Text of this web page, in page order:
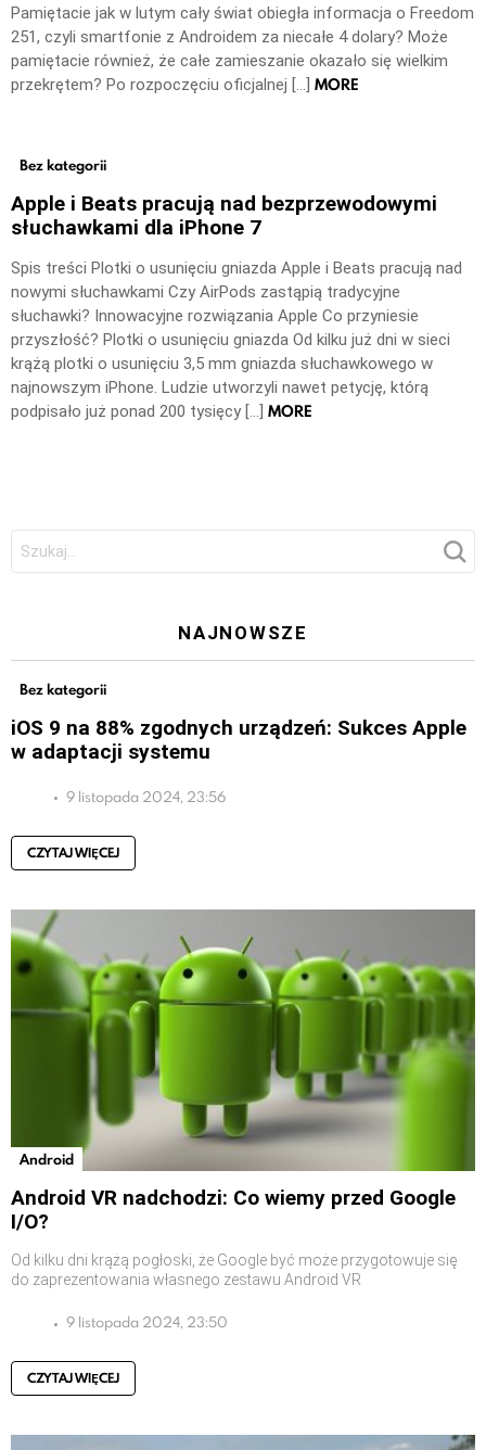
Pamiętacie jak w lutym cały świat obiegła informacja o Freedom
251, czyli smartfonie z Androidem za niecałe 4 dolary? Może
pamiętacie również, że całe zamieszanie okazało się wielkim
przekrętem? Po rozpoczęciu oficjalnej […] MORE
Bez kategorii
Apple i Beats pracują nad bezprzewodowymi
słuchawkami dla iPhone 7
Spis treści Plotki o usunięciu gniazda Apple i Beats pracują nad
nowymi słuchawkami Czy AirPods zastąpią tradycyjne
słuchawki? Innowacyjne rozwiązania Apple Co przyniesie
przyszłość? Plotki o usunięciu gniazda Od kilku już dni w sieci
krążą plotki o usunięciu 3,5 mm gniazda słuchawkowego w
najnowszym iPhone. Ludzie utworzyli nawet petycję, którą
podpisało już ponad 200 tysięcy […] MORE
Szukaj:
NAJNOWSZE
Bez kategorii
iOS 9 na 88% zgodnych urządzeń: Sukces Apple
w adaptacji systemu
9 listopada 2024, 23:56
CZYTAJ WIĘCEJ
Android
Android VR nadchodzi: Co wiemy przed Google
I/O?
Od kilku dni krążą pogłoski, że Google być może przygotowuje się
do zaprezentowania własnego zestawu Android VR
9 listopada 2024, 23:50
CZYTAJ WIĘCEJ